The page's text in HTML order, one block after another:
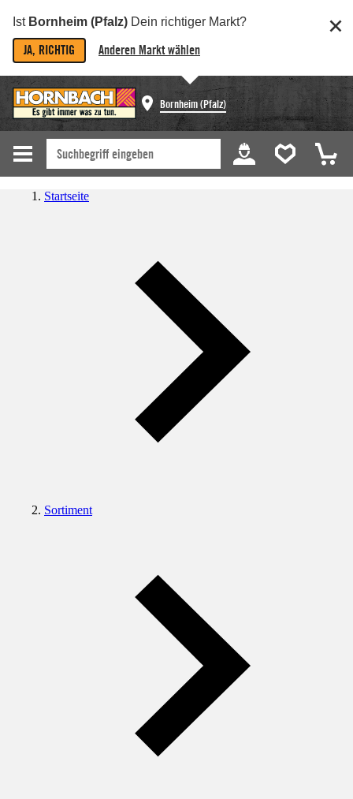
Ist Bornheim (Pfalz) Dein richtiger Markt?
JA, RICHTIG Anderen Markt wählen
Bornheim (Pfalz)
Startseite
Sortiment